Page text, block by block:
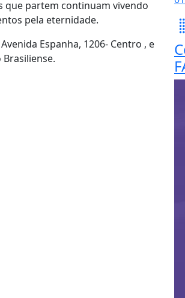
que partem continuam vivendo
pela eternidade.
Espanha, 1206- Centro , e